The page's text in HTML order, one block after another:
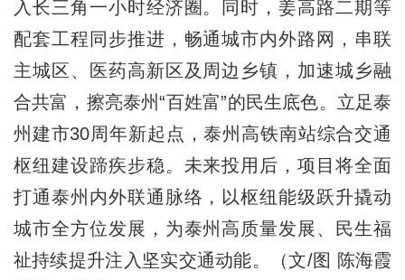
入长三角一小时经济圈。同时，姜高路二期等
配套工程同步推进，畅通城市内外路网，串联
主城区、医药高新区及周边乡镇，加速城乡融
合共富，擦亮泰州“百姓富”的民生底色。立足泰
州建市30周年新起点，泰州高铁南站综合交通
枢纽建设蹄疾步稳。未来投用后，项目将全面
打通泰州内外联通脉络，以枢纽能级跃升撬动
城市全方位发展，为泰州高质量发展、民生福
祉持续提升注入坚实交通动能。（文/图 陈海霞